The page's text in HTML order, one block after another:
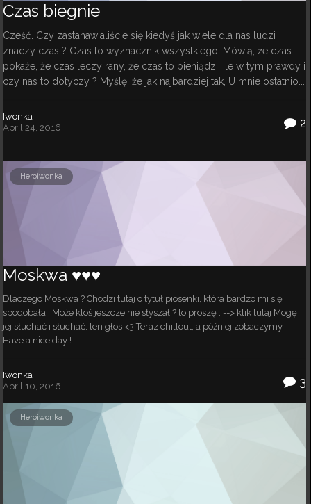
Czas biegnie
Cześć. Czy zastanawialiście się kiedyś jak wiele dla nas ludzi
znaczy czas ? Czas to wyznacznik wszystkiego. Mówią, że czas
pokaże, że czas leczy rany, że czas to pieniądz.. Ile w tym prawdy i
czy nas to dotyczy ? Myślę, że jak najbardziej tak, U mnie ostatnio...
Iwonka
April 24, 2016
2
Heroiwonka
Moskwa ♥♥♥
Dlaczego Moskwa ? Chodzi tutaj o tytuł piosenki, która bardzo mi się
spodobała Może ktoś jeszcze nie słyszał ? to proszę : --> klik tutaj Mogę
jej słuchać i słuchać. ten głos <3 Teraz chillout, a później zobaczymy
Have a nice day !
Iwonka
April 10, 2016
3
Heroiwonka